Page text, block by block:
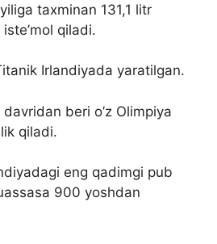
taxminan 131,1 litr
qiladi.
Irlandiyada yaratilgan.
beri o’z Olimpiya
qiladi.
eng qadimgi pub
900 yoshdan